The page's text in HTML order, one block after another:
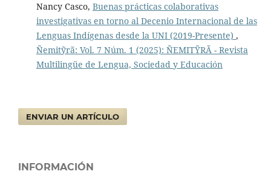
Nancy Casco, Buenas prácticas colaborativas
investigativas en torno al Decenio Internacional de las
Lenguas Indígenas desde la UNI (2019-Presente) ,
Ñemitỹrã: Vol. 7 Núm. 1 (2025): ÑEMITỸRÃ - Revista
Multilingüe de Lengua, Sociedad y Educación
ENVIAR UN ARTÍCULO
INFORMACIÓN